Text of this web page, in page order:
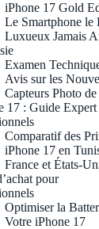
iPhone 17 Gold
Le Smartphone le
Luxueux Jamais
Examen
Avis sur les
Capteurs Photo de
17 : Guide
Comparatif des
iPhone 17 en
France et États-
pour
Optimiser la
Votre iPhone 17